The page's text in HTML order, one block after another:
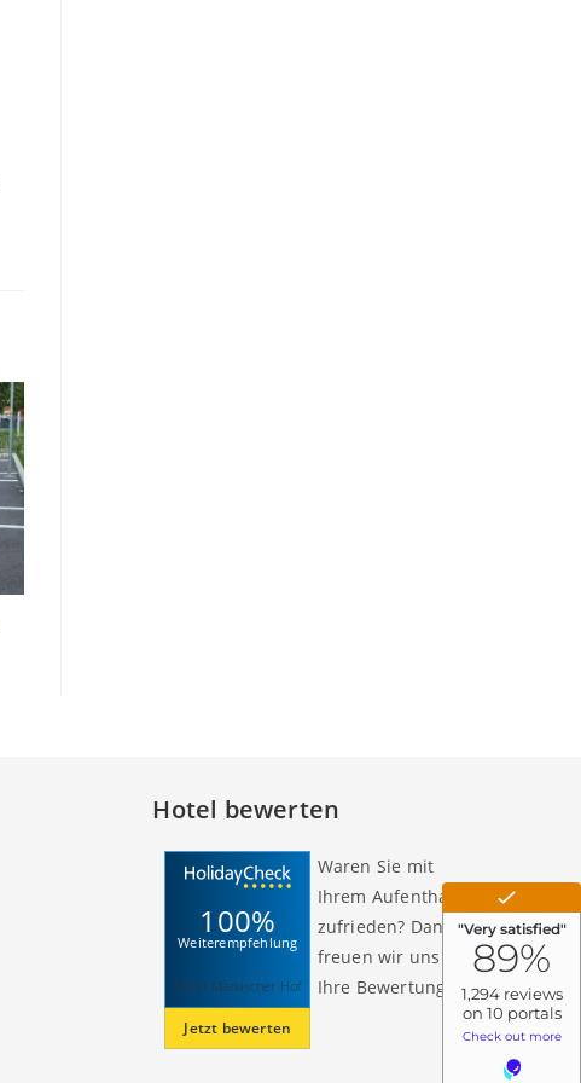
Hotel bewerten
100%
Weiterempfehlung
Hotel Märkischer Hof
Jetzt bewerten
Waren Sie mit
Ihrem Aufenthalt
zufrieden? Dann
freuen wir uns auf
Ihre Bewertung!